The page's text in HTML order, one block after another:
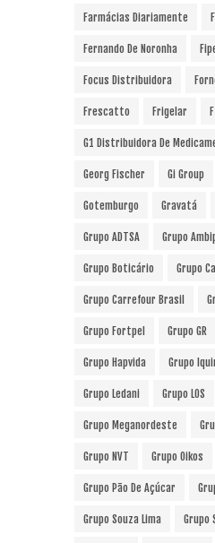
Farmácias Diariamente
Fernando De Noronha
Focus Distribuidora
Frescatto Frigelar
G1 Distribuidora De
Georg Fischer Gi Group
Gotemburgo Gravatá
Grupo ADTSA Grupo
Grupo Boticário Grupo
Grupo Carrefour Brasil
Grupo Fortpel Grupo GR
Grupo Hapvida Grupo
Grupo Ledani Grupo LOS
Grupo Meganordeste
Grupo NVT Grupo Oikos
Grupo Pão De Açúcar
Grupo Souza Lima Grupo